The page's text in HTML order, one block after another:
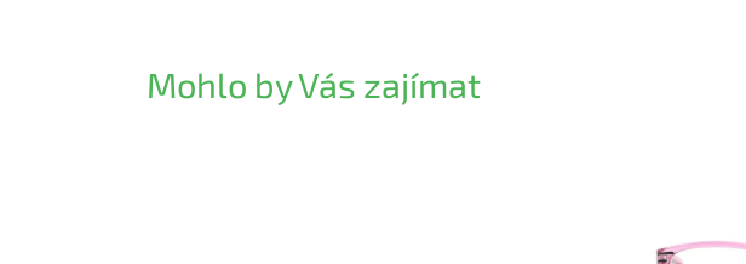
Mohlo by Vás zajímat